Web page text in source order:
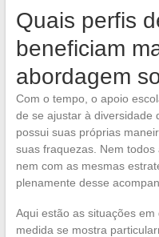
Quais perfis
beneficiam
abordagem
Com o tempo, o apoio
de se ajustar à diversidade
possui suas próprias
suas fraquezas. Nem
nem com as mesmas
plenamente desse
Aqui estão as situações
medida se mostra